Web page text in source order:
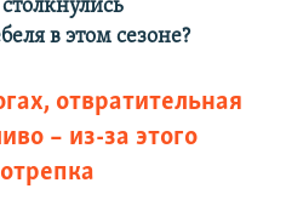
в этом сезоне?
отвратительная
– из-за этого